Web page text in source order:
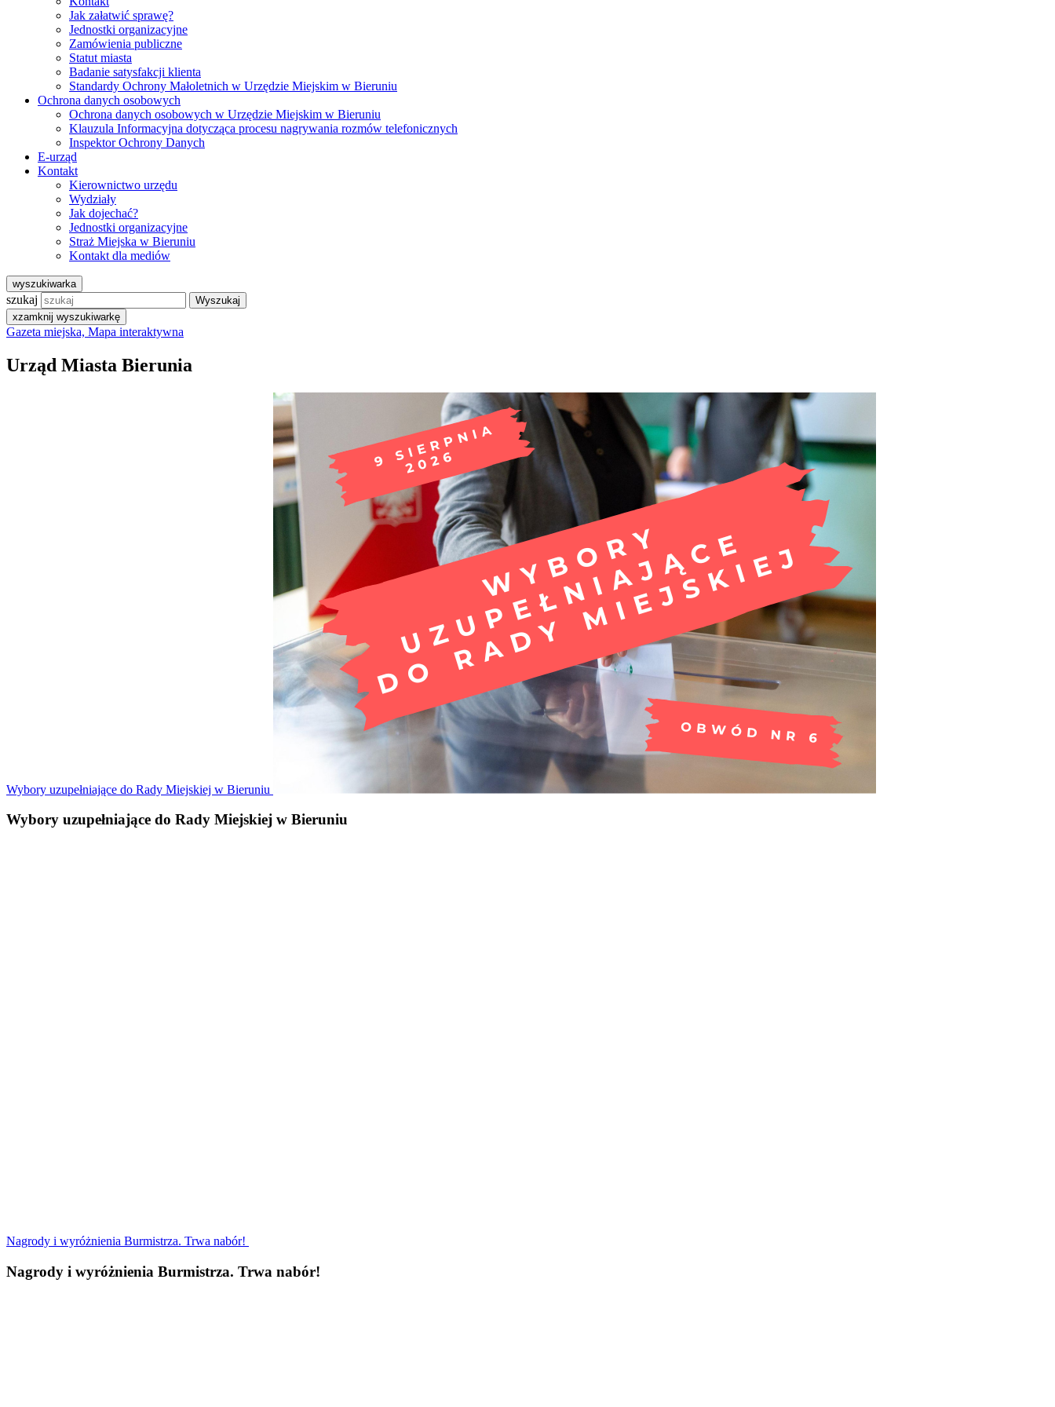
Jak załatwić sprawę?
Jednostki organizacyjne
Zamówienia publiczne
Statut miasta
Badanie satysfakcji klienta
Standardy Ochrony Małoletnich w Urzędzie Miejskim w Bieruniu
Ochrona danych osobowych
Ochrona danych osobowych w Urzędzie Miejskim w Bieruniu
Klauzula Informacyjna dotycząca procesu nagrywania rozmów telefonicznych
Inspektor Ochrony Danych
E-urząd
Kontakt
Kierownictwo urzędu
Wydziały
Jak dojechać?
Jednostki organizacyjne
Straż Miejska w Bieruniu
Kontakt dla mediów
wyszukiwarka
szukaj
Wyszukaj
xzamknij wyszukiwarkę
Gazeta miejska, Mapa interaktywna
Urząd Miasta Bierunia
Wybory uzupełniające do Rady Miejskiej w Bieruniu
Wybory uzupełniające do Rady Miejskiej w Bieruniu
Nagrody i wyróżnienia Burmistrza. Trwa nabór!
Nagrody i wyróżnienia Burmistrza. Trwa nabór!